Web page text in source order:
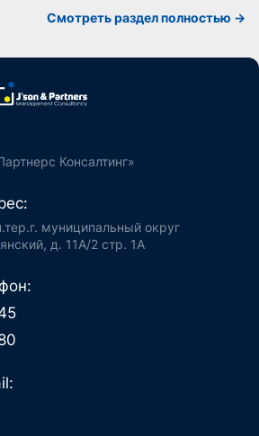
Смотреть раздел полностью ->
Консалтинг»
муниципальный округ
д. 11А/2 стр. 1А